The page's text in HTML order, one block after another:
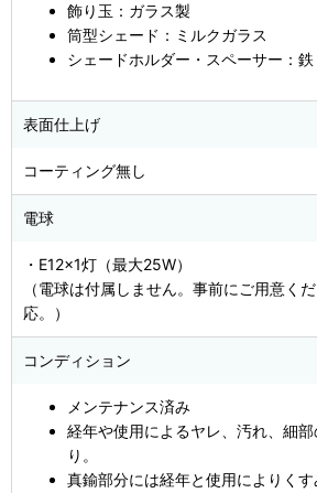
飾り玉：ガラス製
筒型シェード：ミルクガラス
シェードホルダー・スペーサー：鉄
表面仕上げ
コーティング無し
電球
・E12×1灯（最大25W）
（電球は付属しません。事前にご用意く
応。）
コンディション
メンテナンス済み
経年や使用によるヤレ、汚れ、細
り。
真鍮部分には経年と使用によりく